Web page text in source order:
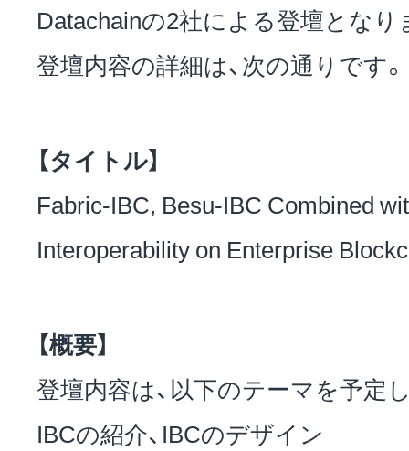
Datachainの2社による登壇となり
登壇内容の詳細は、次の通りです。
【タイトル】
Fabric-IBC, Besu-IBC Combined
Interoperability on Enterprise
【概要】
登壇内容は、以下のテーマを予定
IBCの紹介、IBCのデザイン